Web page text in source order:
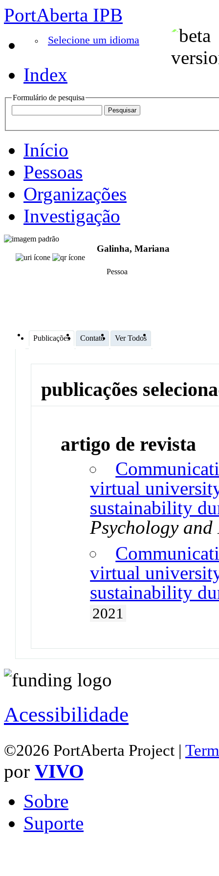
PortAberta IPB
Selecione um idioma
Index
Formulário de pesquisa
Início
Pessoas
Organizações
Investigação
Galinha, Mariana
Pessoa
Publicações Contato Ver Todos
publicações
artigo de revista
virtual
sustainability
Psychology
virtual
sustainability
2021
Acessibilidade
©2026 PortAberta Project |
por VIVO
Sobre
Suporte